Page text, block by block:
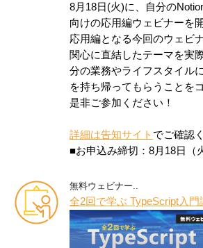
8月18日(火)に、自分の
向けの応用編ウェビナーを
応用編となる今回のウェビ
関心に直結したテーマを実
分の業務やライフスタイル
を持ち帰ってもらうことを
是非ご参加ください！
詳細は告知サイト でご確認
■お申込み締切：8月18日（
無料ウェビナー..
全2回で学ぶ TypeScript入門